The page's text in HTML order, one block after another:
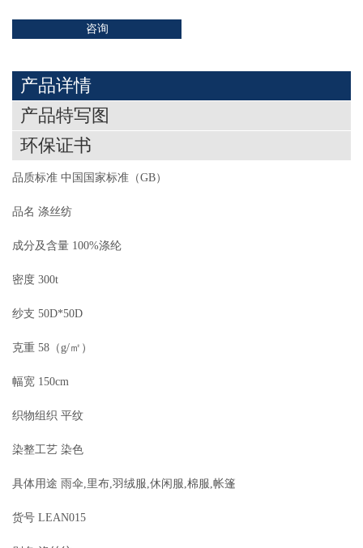
咨询
产品详情
产品特写图
环保证书
品质标准 中国国家标准（GB）
品名 涤丝纺
成分及含量 100%涤纶
密度 300t
纱支 50D*50D
克重 58（g/㎡）
幅宽 150cm
织物组织 平纹
染整工艺 染色
具体用途 雨伞,里布,羽绒服,休闲服,棉服,帐篷
货号 LEAN015